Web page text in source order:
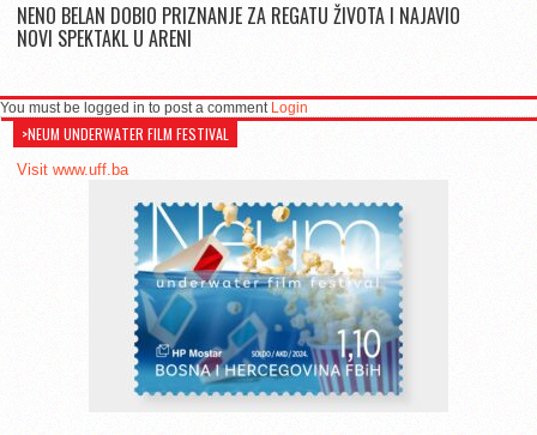
NENO BELAN DOBIO PRIZNANJE ZA REGATU ŽIVOTA I NAJAVIO
NOVI SPEKTAKL U ARENI
You must be logged in to post a comment Login
>NEUM UNDERWATER FILM FESTIVAL
Visit www.uff.ba